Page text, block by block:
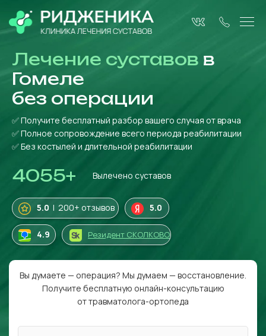
Лечение суставов в
Гомеле
без операции
✅ Получите бесплатный разбор вашего случая от врача
✅ Полное сопровождение всего периода реабилитации
✅ Без костылей и длительной реабилитации
4055+ Вылечено суставов
5.0 | 200+ отзывов 5.0
4.9 Резидент СКОЛКОВО
Вы думаете — операция? Мы думаем — восстановление.
Получите бесплатную онлайн-консультацию
от травматолога-ортопеда